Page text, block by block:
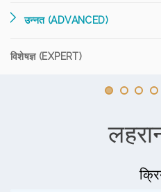
उन्नत (ADVANCED)
विशेषज्ञ (EXPERT)